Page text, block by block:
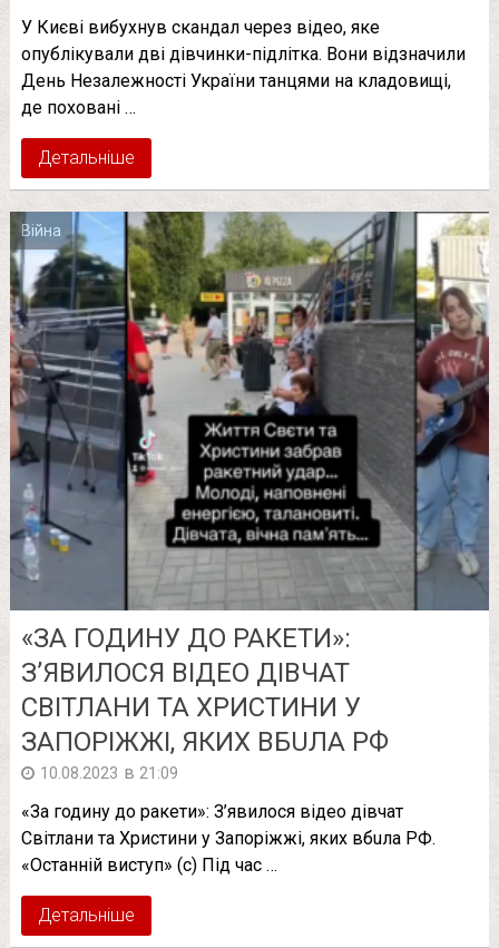
У Києві вибухнув скандал через відео, яке
опублікували дві дівчинки-підлітка. Вони відзначили
День Незалежності України танцями на кладовищі,
де поховані …
Детальніше
Війна
«ЗА ГОДИНУ ДО РАКЕТИ»:
З’ЯВИЛОСЯ ВІДЕО ДІВЧАТ
СВІТЛАНИ ТА ХРИСТИНИ У
ЗАПОРІЖЖІ, ЯКИХ ВБUЛA РФ
10.08.2023 в 21:09
«За годину до ракети»: З’явилося відео дівчат
Світлани та Христини у Запоріжжі, яких вбuлa РФ.
«Останній виступ» (с) Під час …
Детальніше